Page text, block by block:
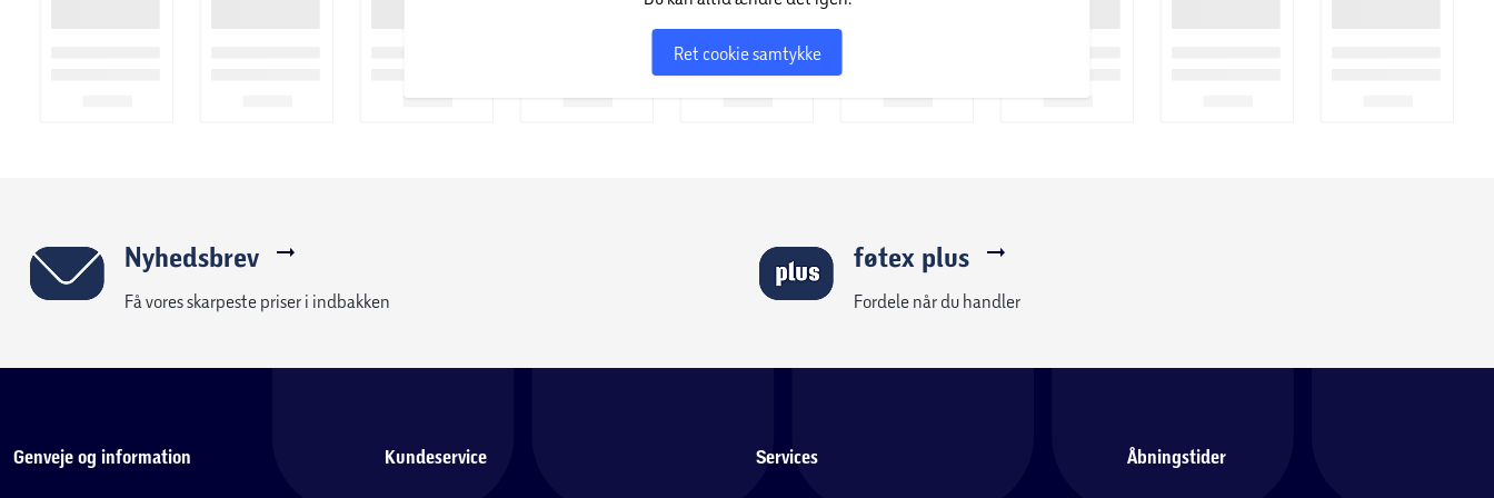
Ret cookie samtykke
Nyhedsbrev
Få vores skarpeste priser i indbakken
føtex plus
Fordele når du handler
Genveje og information Kundeservice Services Åbningstider